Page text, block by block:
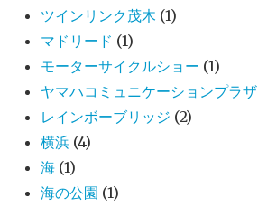
ツインリンク茂木 (1)
マドリード (1)
モーターサイクルショー (1)
ヤマハコミュニケーションプラザ
レインボーブリッジ (2)
横浜 (4)
海 (1)
海の公園 (1)